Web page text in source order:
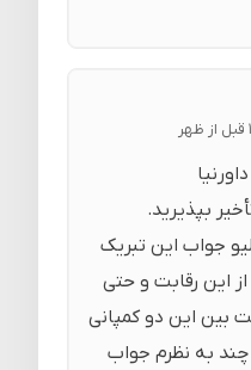
بپذیرید.
جواب این تبریک
از این رقابت و حتی
بین این دو کمپانی
چند به نظرم جواب